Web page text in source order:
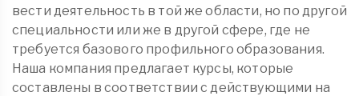
вести деятельность в той же области, но по другой
специальности или же в другой сфере, где не
требуется базового профильного образования.
Наша компания предлагает курсы, которые
составлены в соответствии с действующими на